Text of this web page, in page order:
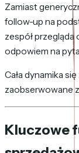
Zamiast
follow-up na
zespół
odpowiem na
Cała dynamika
zaobserwowane
Kluczowe